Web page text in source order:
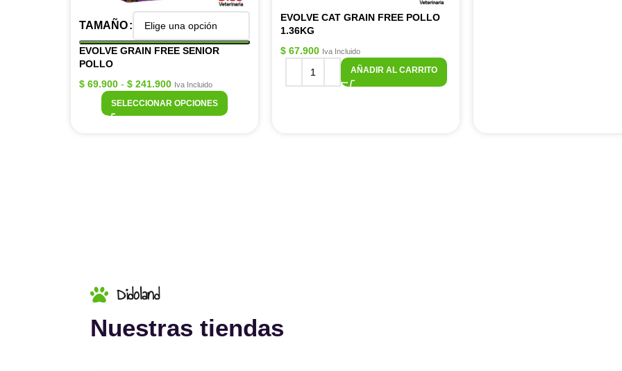
TAMAÑO
EVOLVE GRAIN FREE SENIOR
POLLO
$ 69.900 - $ 241.900 Iva Incluido
SELECCIONAR OPCIONES
EVOLVE CAT GRAIN FREE POLLO
1.36KG
$ 67.900 Iva Incluido
AÑADIR AL CARRITO
Didoland
Nuestras tiendas